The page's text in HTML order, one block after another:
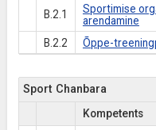
B.2.1
Sportimise
arendamine
B.2.2 Õppe-
Sport Chanbara
Kompetents